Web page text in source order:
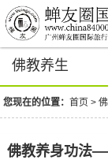
佛教养生
您现在的位置：首页 >
佛教养身功法